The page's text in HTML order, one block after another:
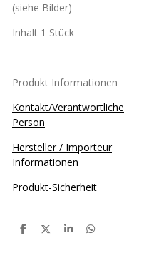
(siehe Bilder)
Inhalt 1 Stück
Produkt Informationen
Kontakt/Verantwortliche
Person
Hersteller / Importeur
Informationen
Produkt-Sicherheit
T
T
T
T